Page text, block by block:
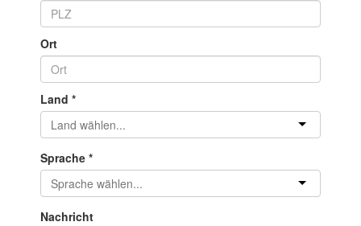
Ort
Land *
Sprache *
Nachricht